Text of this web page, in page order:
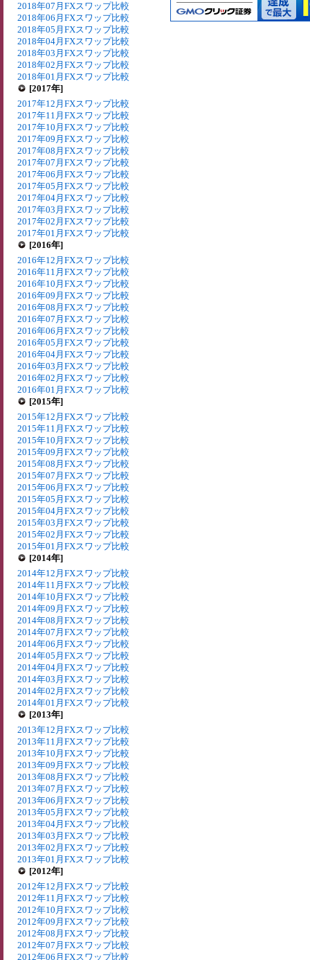
2018年07月FXスワップ比較
2018年06月FXスワップ比較
2018年05月FXスワップ比較
2018年04月FXスワップ比較
2018年03月FXスワップ比較
2018年02月FXスワップ比較
2018年01月FXスワップ比較
[2017年]
2017年12月FXスワップ比較
2017年11月FXスワップ比較
2017年10月FXスワップ比較
2017年09月FXスワップ比較
2017年08月FXスワップ比較
2017年07月FXスワップ比較
2017年06月FXスワップ比較
2017年05月FXスワップ比較
2017年04月FXスワップ比較
2017年03月FXスワップ比較
2017年02月FXスワップ比較
2017年01月FXスワップ比較
[2016年]
2016年12月FXスワップ比較
2016年11月FXスワップ比較
2016年10月FXスワップ比較
2016年09月FXスワップ比較
2016年08月FXスワップ比較
2016年07月FXスワップ比較
2016年06月FXスワップ比較
2016年05月FXスワップ比較
2016年04月FXスワップ比較
2016年03月FXスワップ比較
2016年02月FXスワップ比較
2016年01月FXスワップ比較
[2015年]
2015年12月FXスワップ比較
2015年11月FXスワップ比較
2015年10月FXスワップ比較
2015年09月FXスワップ比較
2015年08月FXスワップ比較
2015年07月FXスワップ比較
2015年06月FXスワップ比較
2015年05月FXスワップ比較
2015年04月FXスワップ比較
2015年03月FXスワップ比較
2015年02月FXスワップ比較
2015年01月FXスワップ比較
[2014年]
2014年12月FXスワップ比較
2014年11月FXスワップ比較
2014年10月FXスワップ比較
2014年09月FXスワップ比較
2014年08月FXスワップ比較
2014年07月FXスワップ比較
2014年06月FXスワップ比較
2014年05月FXスワップ比較
2014年04月FXスワップ比較
2014年03月FXスワップ比較
2014年02月FXスワップ比較
2014年01月FXスワップ比較
[2013年]
2013年12月FXスワップ比較
2013年11月FXスワップ比較
2013年10月FXスワップ比較
2013年09月FXスワップ比較
2013年08月FXスワップ比較
2013年07月FXスワップ比較
2013年06月FXスワップ比較
2013年05月FXスワップ比較
2013年04月FXスワップ比較
2013年03月FXスワップ比較
2013年02月FXスワップ比較
2013年01月FXスワップ比較
[2012年]
2012年12月FXスワップ比較
2012年11月FXスワップ比較
2012年10月FXスワップ比較
2012年09月FXスワップ比較
2012年08月FXスワップ比較
2012年07月FXスワップ比較
2012年06月FXスワップ比較